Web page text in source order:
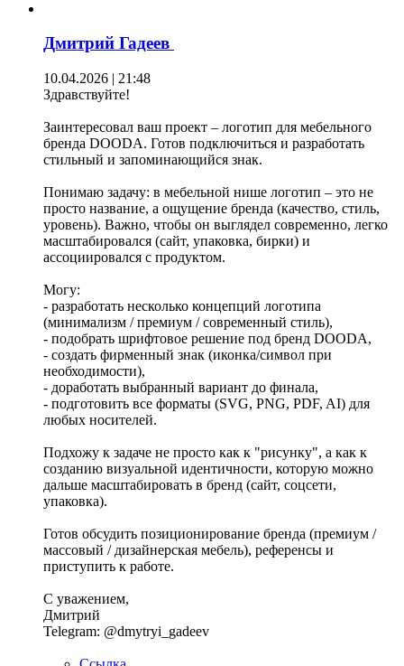
Дмитрий Гадеев
10.04.2026 | 21:48
Здравствуйте!
Заинтересовал ваш проект – логотип для мебельного
бренда DOODA. Готов подключиться и разработать
стильный и запоминающийся знак.
Понимаю задачу: в мебельной нише логотип – это не
просто название, а ощущение бренда (качество, стиль,
уровень). Важно, чтобы он выглядел современно, легко
масштабировался (сайт, упаковка, бирки) и
ассоциировался с продуктом.
Могу:
- разработать несколько концепций логотипа
(минимализм / премиум / современный стиль),
- подобрать шрифтовое решение под бренд DOODA,
- создать фирменный знак (иконка/символ при
необходимости),
- доработать выбранный вариант до финала,
- подготовить все форматы (SVG, PNG, PDF, AI) для
любых носителей.
Подхожу к задаче не просто как к "рисунку", а как к
созданию визуальной идентичности, которую можно
дальше масштабировать в бренд (сайт, соцсети,
упаковка).
Готов обсудить позиционирование бренда (премиум /
массовый / дизайнерская мебель), референсы и
приступить к работе.
С уважением,
Дмитрий
Telegram: @dmytryi_gadeev